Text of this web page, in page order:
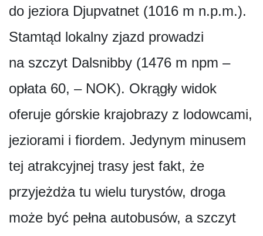
do jeziora Djupvatnet (1016 m n.p.m.).
Stamtąd lokalny zjazd prowadzi
na szczyt Dalsnibby (1476 m npm –
opłata 60, – NOK). Okrągły widok
oferuje górskie krajobrazy z lodowcami,
jeziorami i fiordem. Jedynym minusem
tej atrakcyjnej trasy jest fakt, że
przyjeżdża tu wielu turystów, droga
może być pełna autobusów, a szczyt